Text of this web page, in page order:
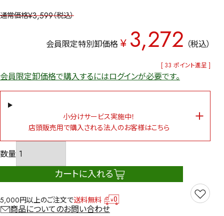
通常価格¥3,599 税込
会員限定特別卸価格 ¥ 3,272 税込
[ 33 ポイント進呈 ]
会員限定卸価格で購入するにはログインが必要です。
小分けサービス実施中！
店頭販売用で購入される法人のお客様はこちら
カートに入れる
5,000円以上のご注文で送料無料
商品についてのお問い合わせ